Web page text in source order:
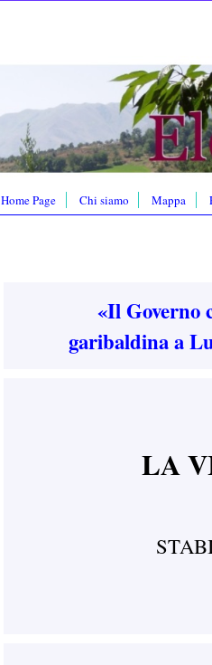
Home Page Chi siamo Mappa
«Il Governo
garibaldina a
LA